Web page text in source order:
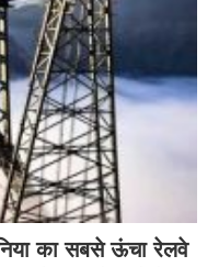
का सबसे ऊंचा रेलवे